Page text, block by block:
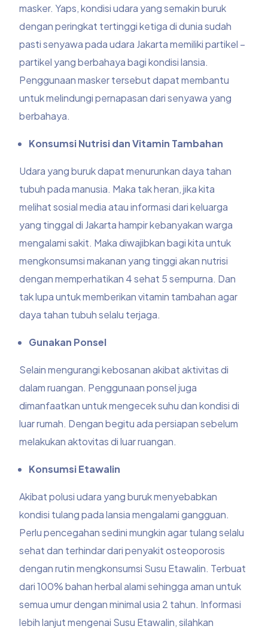
masker. Yaps, kondisi udara yang semakin buruk
dengan peringkat tertinggi ketiga di dunia sudah
pasti senyawa pada udara Jakarta memiliki partikel –
partikel yang berbahaya bagi kondisilansia.
Penggunaan masker tersebut dapat membantu
untuk melindungi pernapasan dari senyawa yang
berbahaya.
Konsumsi Nutrisi dan Vitamin Tambahan
Udara yang buruk dapat menurunkan daya tahan
tubuh pada manusia. Maka tak heran, jika kita
melihat sosial media atau informasi dari keluarga
yang tinggal di Jakarta hampir kebanyakan warga
mengalami sakit. Maka diwajibkan bagi kita untuk
mengkonsumsi makanan yang tinggi akan nutrisi
dengan memperhatikan 4 sehat 5 sempurna. Dan
tak lupa untuk memberikan vitamin tambahan agar
daya tahan tubuh selalu terjaga.
Gunakan Ponsel
Selain mengurangi kebosanan akibat aktivitas di
dalam ruangan. Penggunaan ponsel juga
dimanfaatkan untuk mengecek suhu dan kondisi di
luar rumah. Dengan begitu ada persiapan sebelum
melakukan aktovitas di luar ruangan.
Konsumsi Etawalin
Akibatpolusi udara yang buruk menyebabkan
kondisi tulang padalansiamengalami gangguan.
Perlu pencegahan sedini mungkin agar tulang selalu
sehat dan terhindar dari penyakitosteoporosis
dengan rutin mengkonsumsi Susu Etawalin. Terbuat
dari 100% bahan herbal alami sehingga aman untuk
semua umur dengan minimal usia 2 tahun. Informasi
lebih lanjut mengenai Susu Etawalin, silahkan